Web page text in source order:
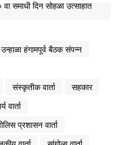
समाधी दिन सोहळा उत्साहात
हंगामपूर्व बैठक संपन्न
संस्कृतीक वार्ता
सहकार
वार्ता
प्रशासन वार्ता